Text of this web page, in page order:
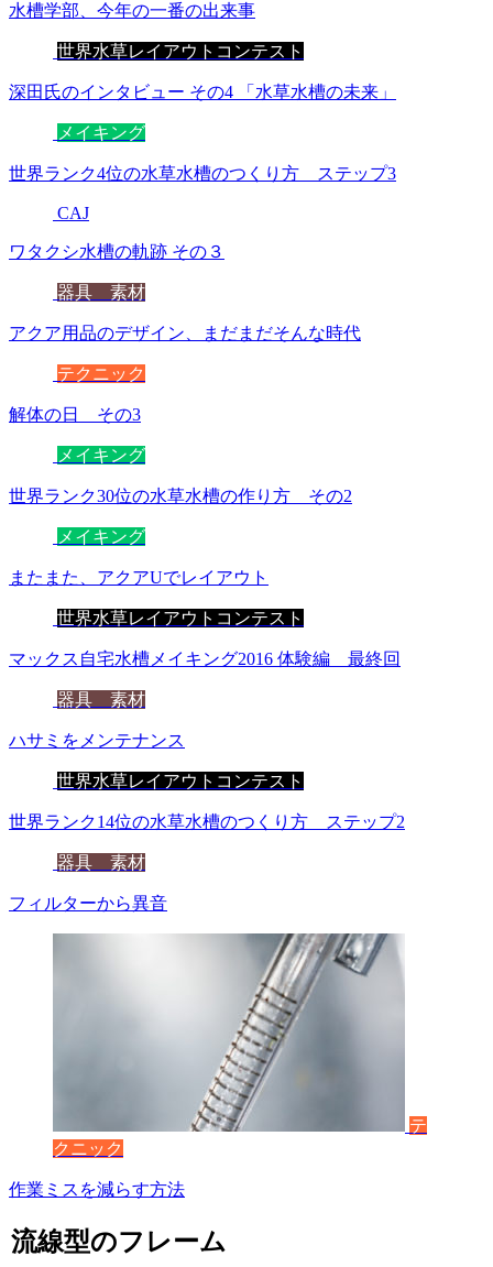
水槽学部、今年の一番の出来事
世界水草レイアウトコンテスト
深田氏のインタビュー その4 「水草水槽の未来」
メイキング
世界ランク4位の水草水槽のつくり方 ステップ3
CAJ
ワタクシ水槽の軌跡 その３
器具 素材
アクア用品のデザイン、まだまだそんな時代
テクニック
解体の日 その3
メイキング
世界ランク30位の水草水槽の作り方 その2
メイキング
またまた、アクアUでレイアウト
世界水草レイアウトコンテスト
マックス自宅水槽メイキング2016 体験編 最終回
器具 素材
ハサミをメンテナンス
世界水草レイアウトコンテスト
世界ランク14位の水草水槽のつくり方 ステップ2
器具 素材
フィルターから異音
テ
クニック
作業ミスを減らす方法
流線型のフレーム